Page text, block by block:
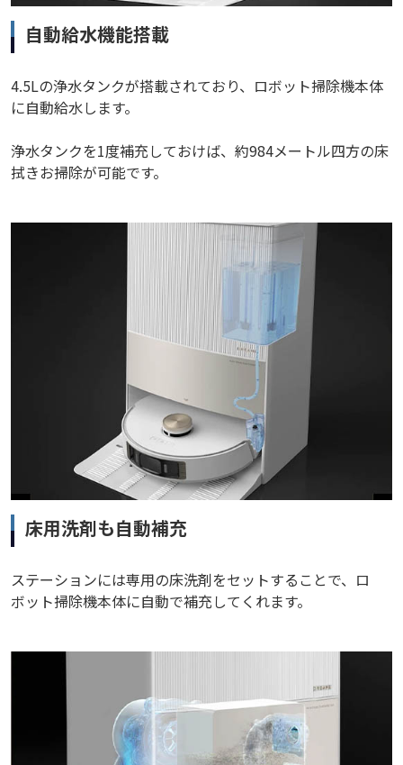
自動給水機能搭載
4.5Lの浄水タンクが搭載されており、ロボット掃除機本体
に自動給水します。
浄水タンクを1度補充しておけば、約984メートル四方の床
拭きお掃除が可能です。
床用洗剤も自動補充
ステーションには専用の床洗剤をセットすることで、ロ
ボット掃除機本体に自動で補充してくれます。